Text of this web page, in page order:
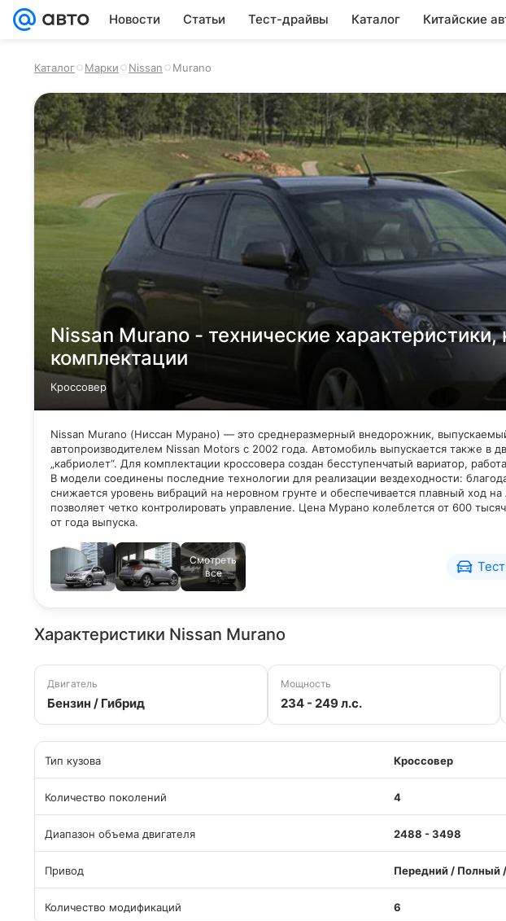
Новости Статьи Тест-драйвы Каталог Китайские
Каталог Марки Nissan Murano
Nissan Murano - технические характеристики,
комплектации
Кроссовер
Nissan Murano (Ниссан Мурано) — это среднеразмерный внедорожник,
автопроизводителем Nissan Motors с 2002 года. Автомобиль выпускается также в
„кабриолет“. Для комплектации кроссовера создан бесступенчатый вариатор,
В модели соединены последние технологии для реализации вездеходности:
снижается уровень вибраций на неровном грунте и обеспечивается плавный ход
позволяет четко контролировать управление. Цена Мурано колеблется от 600
от года выпуска.
Смотреть
все
Характеристики Nissan Murano
Двигатель
Бензин / Гибрид
Мощность
234 - 249 л.с.
Тип кузова Кроссовер
Количество поколений 4
Диапазон объема двигателя 2488 - 3498
Привод Передний / Полный
Количество модификаций 6